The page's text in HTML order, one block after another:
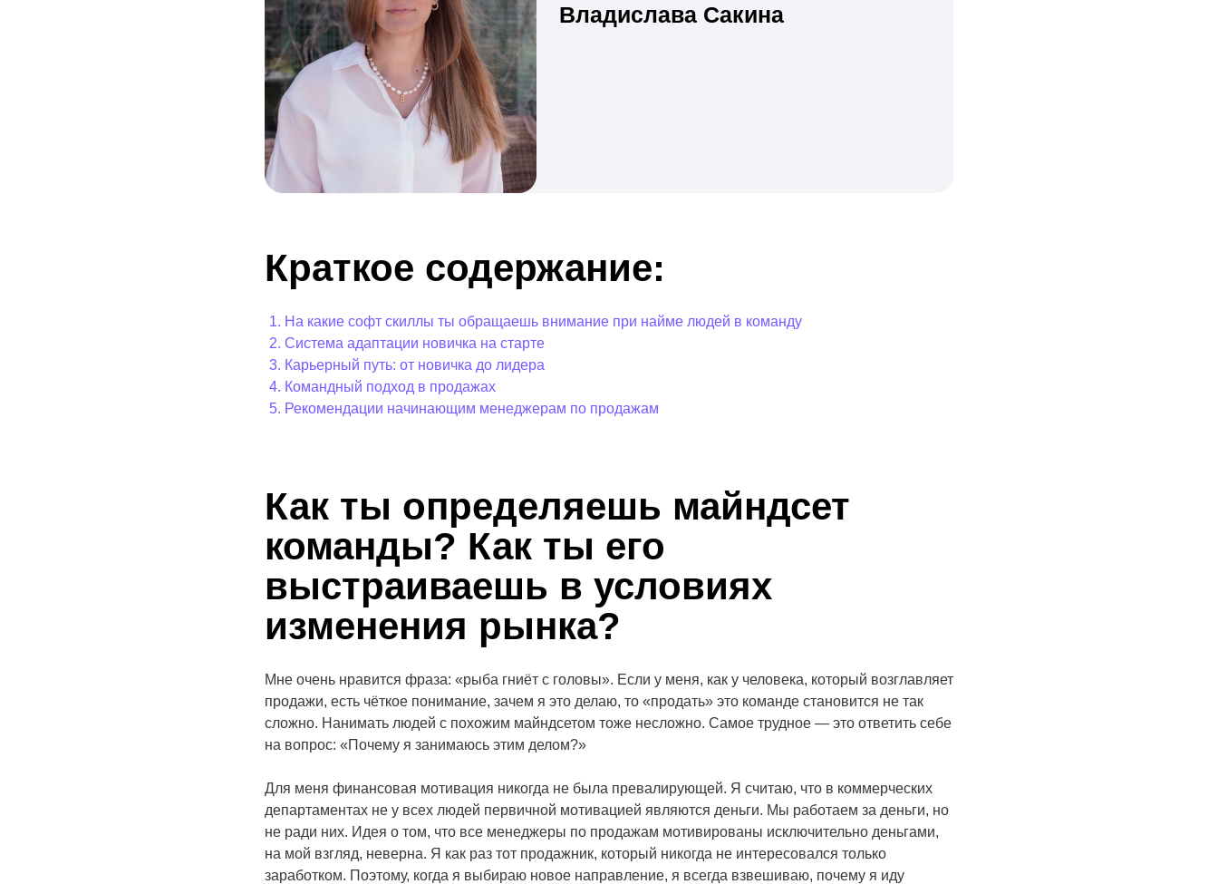
Владислава Сакина
Краткое содержание:
На какие софт скиллы ты обращаешь внимание при найме людей в команду
Система адаптации новичка на старте
Карьерный путь: от новичка до лидера
Командный подход в продажах
Рекомендации начинающим менеджерам по продажам
Как ты определяешь майндсет
команды? Как ты его
выстраиваешь в условиях
изменения рынка?
Мне очень нравится фраза: «рыба гниёт с головы». Если у меня, как у человека, который возглавляет
продажи, есть чёткое понимание, зачем я это делаю, то «продать» это команде становится не так
сложно. Нанимать людей с похожим майндсетом тоже несложно. Самое трудное — это ответить себе
на вопрос: «Почему я занимаюсь этим делом?»
Для меня финансовая мотивация никогда не была превалирующей. Я считаю, что в коммерческих
департаментах не у всех людей первичной мотивацией являются деньги. Мы работаем за деньги, но
не ради них. Идея о том, что все менеджеры по продажам мотивированы исключительно деньгами,
на мой взгляд, неверна. Я как раз тот продажник, который никогда не интересовался только
заработком. Поэтому, когда я выбираю новое направление, я всегда взвешиваю, почему я иду